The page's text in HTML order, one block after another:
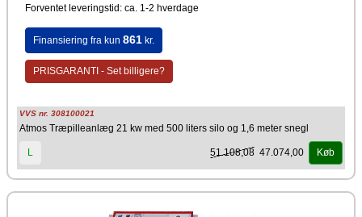
Forventet leveringstid: ca. 1-2 hverdage
Finansiering fra kun 861kr.
PRISGARANTI - Set billigere?
VVS nr. 308100021
Atmos Træpilleanlæg 21 kw med 500 liters silo og 1,6 meter snegl
L 51.108,08 47.074,00 Køb